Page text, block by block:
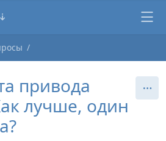
привода
лучше, один